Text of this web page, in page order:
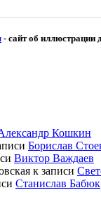
- сайт об иллюстрации
Кошкин
Борислав
Виктор Важдаев
к записи
Станислав Бабюк